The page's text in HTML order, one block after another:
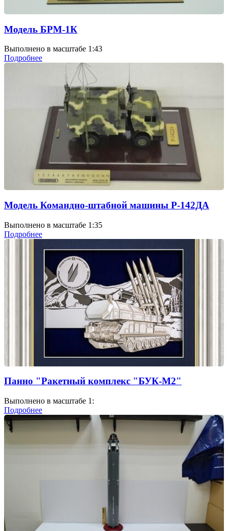
Модель БРМ-1К
Выполнено в масштабе 1:43
Подробнее
Модель Командно-штабной машины Р-142ДА
Выполнено в масштабе 1:35
Подробнее
Панно "Ракетный комплекс "БУК-М2"
Выполнено в масштабе 1:
Подробнее